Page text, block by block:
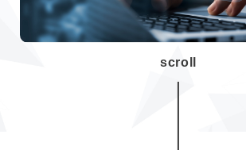
scroll